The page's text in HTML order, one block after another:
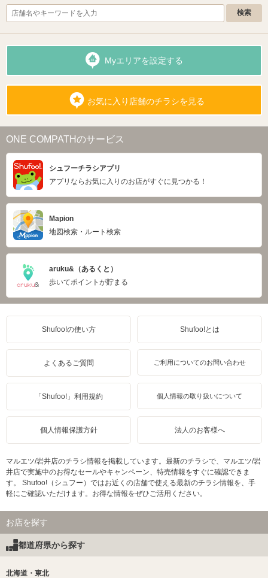
Myエリアを設定する
お気に入り店舗のチラシを見る
ONE COMPATHのサービス
シュフーチラシアプリ
アプリならお気に入りのお店がすぐに見つかる！
Mapion
地図検索・ルート検索
aruku&（あるくと）
歩いてポイントが貯まる
Shufoo!の使い方 Shufoo!とは
よくあるご質問 ご利用についてのお問い合わせ
「Shufoo!」利用規約 個人情報の取り扱いについて
個人情報保護方針 法人のお客様へ
マルエツ/岩井店のチラシ情報を掲載しています。最新のチラシで、マルエツ/岩
井店で実施中のお得なセールやキャンペーン、特売情報をすぐに確認できま
す。 Shufoo!（シュフー）ではお近くの店舗で使える最新のチラシ情報を、手
軽にご確認いただけます。お得な情報をぜひご活用ください。
お店を探す
都道府県から探す
北海道・東北